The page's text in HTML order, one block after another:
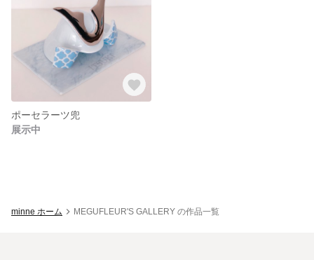
ポーセラーツ兜
展示中
minne ホーム MEGUFLEUR'S GALLERY の作品一覧